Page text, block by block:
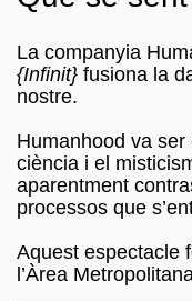
La companyia
{Infinit} fusiona la
nostre.
Humanhood va
ciència i el
aparentment
processos que
Aquest espectacle
l’Àrea